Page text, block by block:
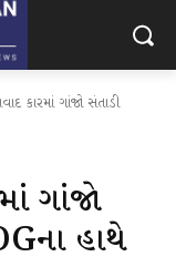
કારમાં ગાંજો સંતાડી
ગાંજો
હાથે